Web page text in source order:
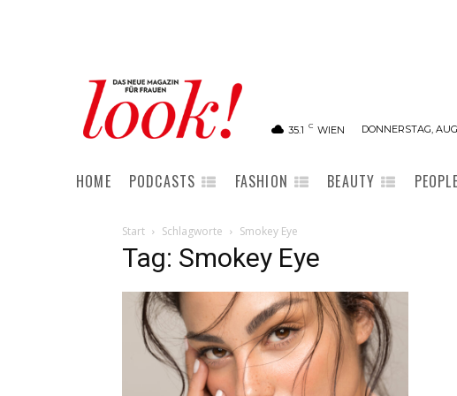
35.1 C WIEN DONNERSTAG,
HOME PODCASTS FASHION BEAUTY PEOPLE
Start Schlagworte Smokey Eye
Tag: Smokey Eye